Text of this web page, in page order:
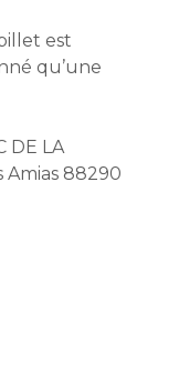
est
qu’une
DE LA
Amias 88290